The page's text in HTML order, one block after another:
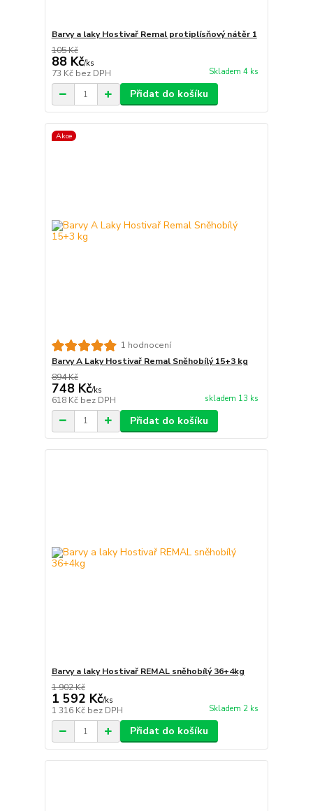
Barvy a laky Hostivař Remal protiplísňový nátěr 1
105 Kč
88 Kč/ks
73 Kč bez DPH Skladem 4 ks
Přidat do košíku
Akce
1 hodnocení
Barvy A Laky Hostivař Remal Sněhobílý 15+3 kg
894 Kč
748 Kč/ks
618 Kč bez DPH skladem 13 ks
Přidat do košíku
Barvy a laky Hostivař REMAL sněhobílý 36+4kg
1 902 Kč
1 592 Kč/ks
1 316 Kč bez DPH Skladem 2 ks
Přidat do košíku